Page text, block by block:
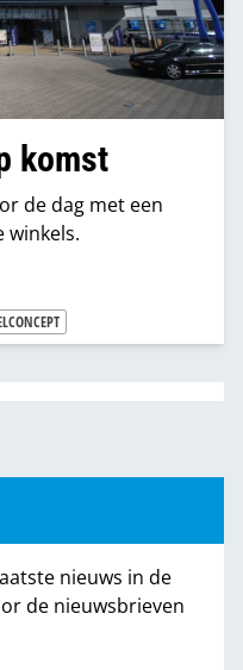
komst
de dag met een
winkels.
nieuws in de
de nieuwsbrieven